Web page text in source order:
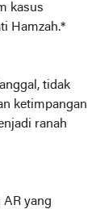
kasus
Hamzah.*
tidak
ketimpangan
ranah
yang